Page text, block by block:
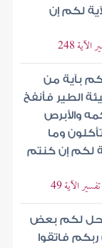
لكم إن
248
بآية من
الطير فأنفخ
والأبرص
وما
لكم إن كنتم
الآية 49
لكم بعض
فاتقوا